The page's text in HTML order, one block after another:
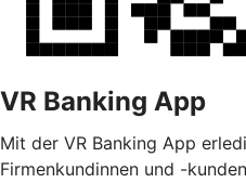
VR Banking App
Mit der VR Banking App
Firmenkundinnen und -